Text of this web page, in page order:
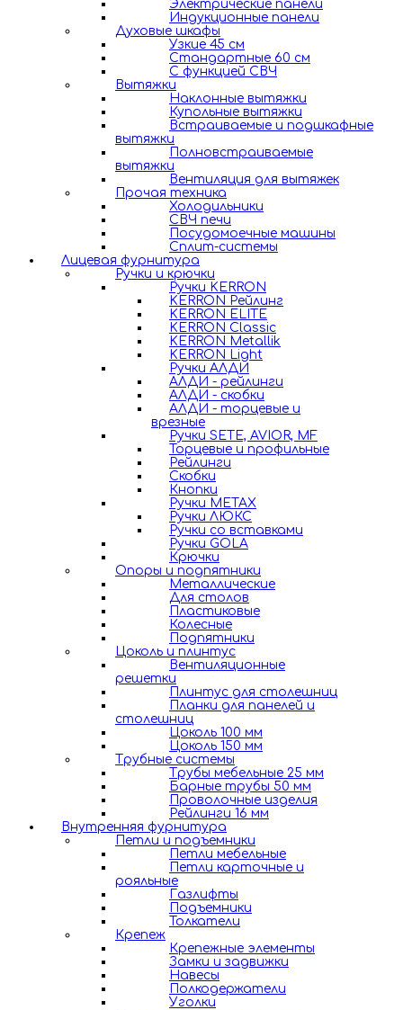
Электрические панели
Индукционные панели
Духовые шкафы
Узкие 45 см
Стандартные 60 см
С функцией СВЧ
Вытяжки
Наклонные вытяжки
Купольные вытяжки
Встраиваемые и подшкафные
вытяжки
Полновстраиваемые
вытяжки
Вентиляция для вытяжек
Прочая техника
Холодильники
СВЧ печи
Посудомоечные машины
Сплит-системы
Лицевая фурнитура
Ручки и крючки
Ручки KERRON
KERRON Рейлинг
KERRON ELITE
KERRON Classic
KERRON Metallik
KERRON Light
Ручки АЛДИ
АЛДИ - рейлинги
АЛДИ - скобки
АЛДИ - торцевые и
врезные
Ручки SETE, AVIOR, MF
Торцевые и профильные
Рейлинги
Скобки
Кнопки
Ручки METAX
Ручки ЛЮКС
Ручки со вставками
Ручки GOLA
Крючки
Опоры и подпятники
Металлические
Для столов
Пластиковые
Колесные
Подпятники
Цоколь и плинтус
Вентиляционные
решетки
Плинтус для столешниц
Планки для панелей и
столешниц
Цоколь 100 мм
Цоколь 150 мм
Трубные системы
Трубы мебельные 25 мм
Барные трубы 50 мм
Проволочные изделия
Рейлинги 16 мм
Внутренняя фурнитура
Петли и подъемники
Петли мебельные
Петли карточные и
рояльные
Газлифты
Подъемники
Толкатели
Крепеж
Крепежные элементы
Замки и задвижки
Навесы
Полкодержатели
Уголки